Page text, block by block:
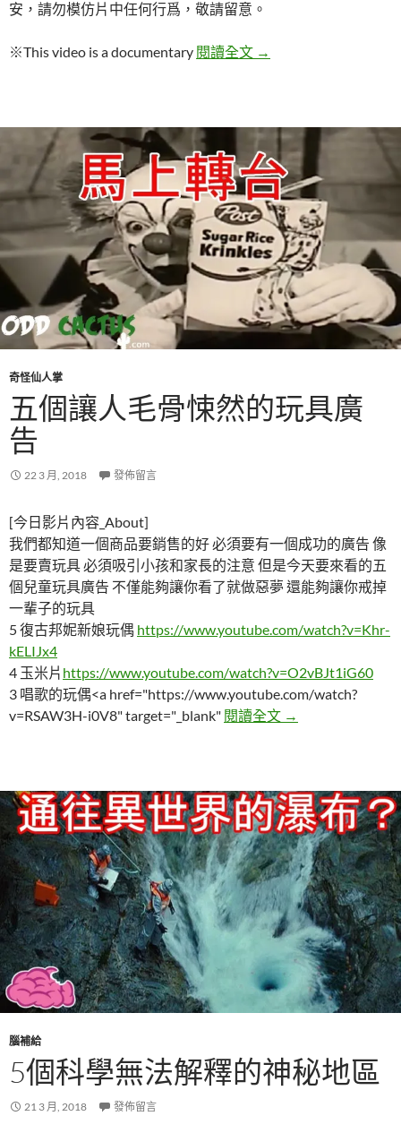
安，請勿模仿片中任何行爲，敬請留意。
※This video is a documentary 閱讀全文 【都市傳說真相】下
→
奇怪仙人掌
五個讓人毛骨悚然的玩具廣
告
22 3 月, 2018 發佈留言
[今日影片內容_About]
我們都知道一個商品要銷售的好 必須要有一個成功的廣告 像
是要賣玩具 必須吸引小孩和家長的注意 但是今天要來看的五
個兒童玩具廣告 不僅能夠讓你看了就做惡夢 還能夠讓你戒掉
一輩子的玩具
5 復古邦妮新娘玩偶 https://www.youtube.com/watch?v=Khr-
kELIJx4
4 玉米片 https://www.youtube.com/watch?v=O2vBJt1iG60
3 唱歌的玩偶<a href="https://www.youtube.com/watch?
v=RSAW3H-i0V8" target="_blank" 閱讀全文 五個讓人毛骨悚
→
腦補給
5個科學無法解釋的神秘地區
21 3 月, 2018 發佈留言